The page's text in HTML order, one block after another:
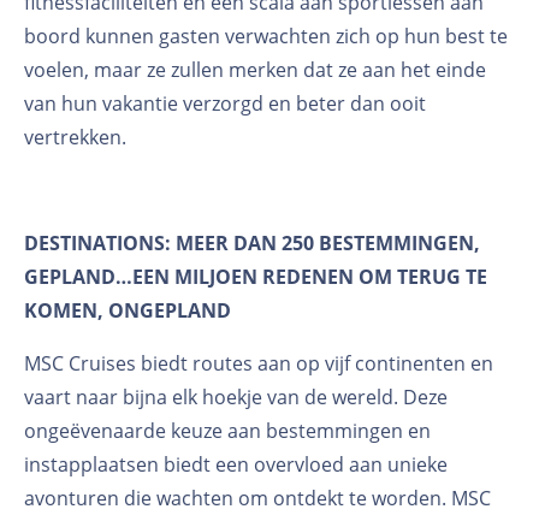
boord kunnen gasten verwachten zich op hun best te
voelen, maar ze zullen merken dat ze aan het einde
van hun vakantie verzorgd en beter dan ooit
vertrekken.
DESTINATIONS: MEER DAN 250 BESTEMMINGEN,
GEPLAND…EEN MILJOEN REDENEN OM TERUG TE
KOMEN, ONGEPLAND
MSC Cruises biedt routes aan op vijf continenten en
vaart naar bijna elk hoekje van de wereld. Deze
ongeëvenaarde keuze aan bestemmingen en
instapplaatsen biedt een overvloed aan unieke
avonturen die wachten om ontdekt te worden. MSC